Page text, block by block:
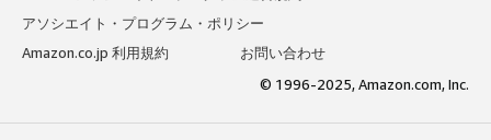
アソシエイト・プログラム・ポリシー
Amazon.co.jp 利用規約
お問い合わせ
© 1996-2025, Amazon.com, Inc.